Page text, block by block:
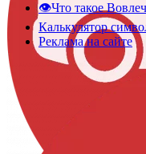
👁️Что такое
Калькулятор
Реклама на сайте